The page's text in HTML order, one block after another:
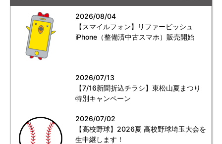
2026/08/04
【スマイルフォン】リファービッシュ
iPhone（整備済中古スマホ）販売開始
2026/07/13
【7/16新聞折込チラシ】東松山夏まつり
特別キャンペーン
2026/07/02
【高校野球】2026夏 高校野球埼玉大会を
生中継します！